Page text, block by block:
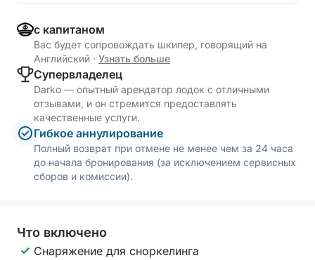
с капитаном
Вас будет сопровождать шкипер, говорящий на
Английский · Узнать больше
Cупервладелец
Darko — опытный арендатор лодок с отличными
отзывами, и он стремится предоставлять
качественные услуги.
Гибкое аннулирование
Полный возврат при отмене не менее чем за 24 часа
до начала бронирования (за исключением сервисных
сборов и комиссии).
Что включено
Снаряжение для сноркелинга